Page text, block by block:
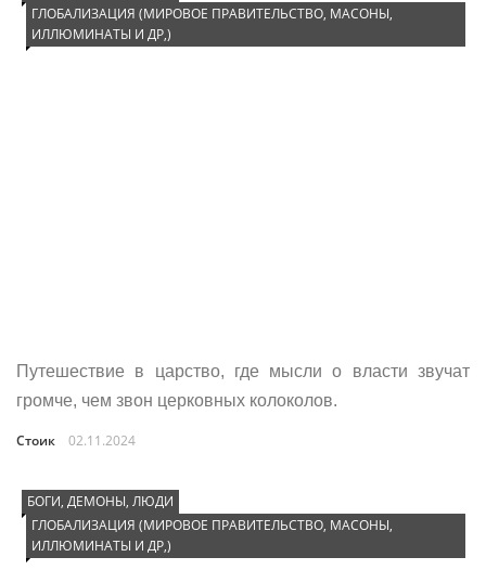
ГЛОБАЛИЗАЦИЯ (МИРОВОЕ ПРАВИТЕЛЬСТВО, МАСОНЫ,
ИЛЛЮМИНАТЫ И ДР,)
Путешествие в царство, где мысли о власти звучат
громче, чем звон церковных колоколов.
Стоик 02.11.2024
БОГИ, ДЕМОНЫ, ЛЮДИ
ГЛОБАЛИЗАЦИЯ (МИРОВОЕ ПРАВИТЕЛЬСТВО, МАСОНЫ,
ИЛЛЮМИНАТЫ И ДР,)